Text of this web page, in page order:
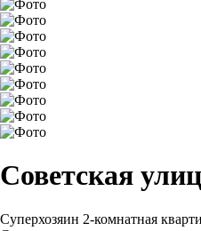
Советская
Суперхозяин 2-комнатная